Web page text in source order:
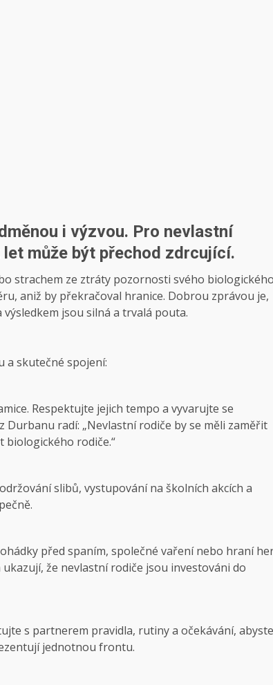
i výzvou. Pro nevlastní
může být přechod zdrcující.
strachem ze ztráty pozornosti svého
aniž by překračoval hranice. Dobrou zprávou je,
jsou silná a trvalá pouta.
a skutečné spojení:
Respektujte jejich tempo a vyvarujte se
radí: „Nevlastní rodiče by se měli zaměřit
biologického rodiče.“
slibů, vystupování na školních akcích a
před spaním, společné vaření nebo hraní
že nevlastní rodiče jsou investováni do
s partnerem pravidla, rutiny a očekávání, abyste
jednotnou frontu.